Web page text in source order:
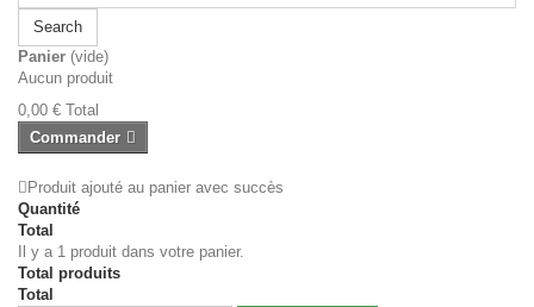
Search
Panier (vide)
Aucun produit
0,00 € Total
Commander
Produit ajouté au panier avec succès
Quantité
Total
Il y a 1 produit dans votre panier.
Total produits
Total